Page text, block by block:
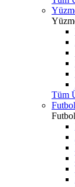
Tüm
Futbol
Futbol